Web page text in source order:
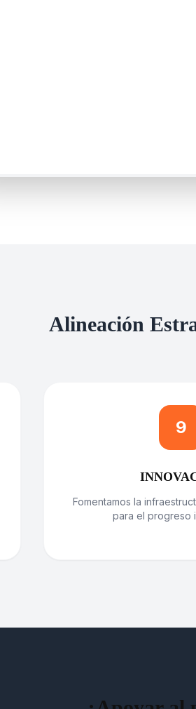
Alineación
9
Fomentamos la
para el progreso